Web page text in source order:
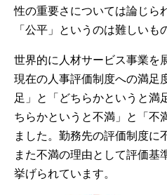
性の重要さについては論じら
「公平」というのは難しいも
世界的に人材サービス事業を
現在の人事評価制度への満足
足」と「どちらかというと満
ちらかというと不満」と「不
ました。勤務先の評価制度に
また不満の理由として評価基
挙げられています。